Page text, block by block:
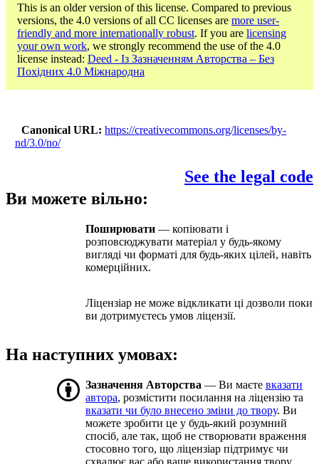
This is an older version of this license. Compared to previous
versions, the 4.0 versions of all CC licenses are more user-
friendly and more internationally robust. If you are licensing
your own work, we strongly recommend the use of the 4.0
license instead: Deed - Із Зазначенням Авторства – Без
Похідних 4.0 Міжнародна
Canonical URL
https://creativecommons.org/licenses/by-
nd/3.0/no/
See the legal code
Ви можете вільно:
Поширювати — копіювати і
розповсюджувати матеріал у будь-якому
вигляді чи форматі для будь-яких цілей, навіть
комерційних.
Ліцензіар не може відкликати ці дозволи поки
ви дотримуєтесь умов ліцензії.
На наступних умовах:
Зазначення Авторства — Ви маєте вказати
автора, розмістити посилання на ліцензію та
вказати чи було внесено зміни до твору. Ви
можете зробити це у будь-який розумний
спосіб, але так, щоб не створювати враження
стосовно того, що ліцензіар підтримує чи